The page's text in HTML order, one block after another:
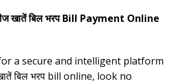
खातें बिल भरप Bill Payment Online
a secure and intelligent platform
बिल भरप bill online, look no